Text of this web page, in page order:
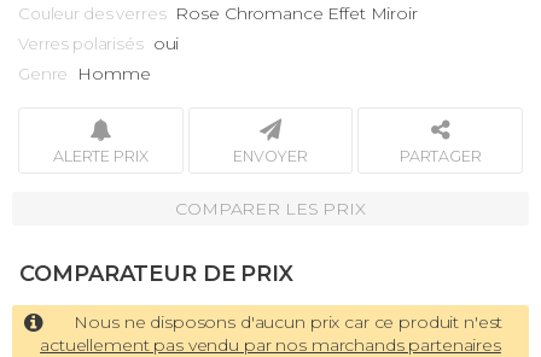
Couleur des verres Rose Chromance Effet Miroir
Verres polarisés oui
Genre Homme
ALERTE PRIX ENVOYER PARTAGER
COMPARER LES PRIX
COMPARATEUR DE PRIX
Nous ne disposons d'aucun prix car ce produit n'est
actuellement pas vendu par nos marchands partenaires